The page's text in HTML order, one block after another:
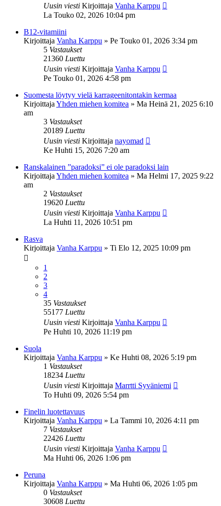
Uusin viesti Kirjoittaja Vanha Karppu
La Touko 02, 2026 10:04 pm
B12-vitamiini
Kirjoittaja Vanha Karppu » Pe Touko 01, 2026 3:34 pm
5 Vastaukset
21360 Luettu
Uusin viesti Kirjoittaja Vanha Karppu
Pe Touko 01, 2026 4:58 pm
Suomesta löytyy vielä karrageenitontakin kermaa
Kirjoittaja Yhden miehen komitea » Ma Heinä 21, 2025 6:10
am
3 Vastaukset
20189 Luettu
Uusin viesti Kirjoittaja nayomad
Ke Huhti 15, 2026 7:20 am
Ranskalainen ”paradoksi” ei ole paradoksi lain
Kirjoittaja Yhden miehen komitea » Ma Helmi 17, 2025 9:22
am
2 Vastaukset
19620 Luettu
Uusin viesti Kirjoittaja Vanha Karppu
La Huhti 11, 2026 10:51 pm
Rasva
Kirjoittaja Vanha Karppu » Ti Elo 12, 2025 10:09 pm
1
2
3
4
35 Vastaukset
55177 Luettu
Uusin viesti Kirjoittaja Vanha Karppu
Pe Huhti 10, 2026 11:19 pm
Suola
Kirjoittaja Vanha Karppu » Ke Huhti 08, 2026 5:19 pm
1 Vastaukset
18234 Luettu
Uusin viesti Kirjoittaja Marrtti Syväniemi
To Huhti 09, 2026 5:54 pm
Finelin luotettavuus
Kirjoittaja Vanha Karppu » La Tammi 10, 2026 4:11 pm
7 Vastaukset
22426 Luettu
Uusin viesti Kirjoittaja Vanha Karppu
Ma Huhti 06, 2026 1:06 pm
Peruna
Kirjoittaja Vanha Karppu » Ma Huhti 06, 2026 1:05 pm
0 Vastaukset
30608 Luettu